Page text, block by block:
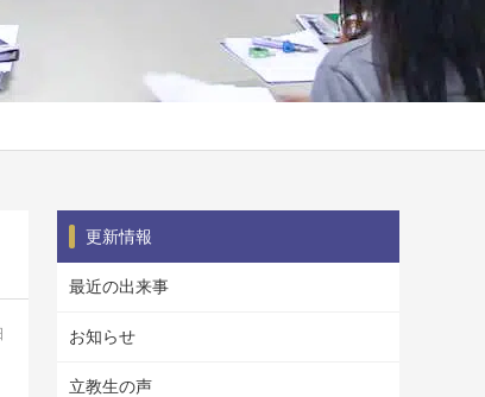
更新情報
最近の出来事
お知らせ
立教生の声